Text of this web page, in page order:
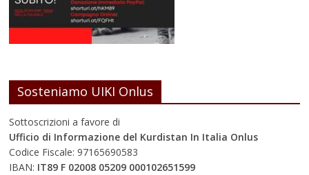
Sosteniamo UIKI Onlus
Sottoscrizioni a favore di
Ufficio di Informazione del Kurdistan In Italia Onlus
Codice Fiscale: 97165690583
IBAN: IT89 F 02008 05209 000102651599